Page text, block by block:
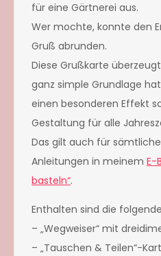
für eine Gärtnerei aus.
Wer mochte, konnte den
Gruß abrunden.
Diese Grußkarte
ganz simple Grundlage
einen besonderen Effekt
Gestaltung für alle
Das gilt auch für
Anleitungen in meinem E-
basteln“.
Enthalten sind die
– „Wegweiser“ mit
– „Tauschen & Teilen“-